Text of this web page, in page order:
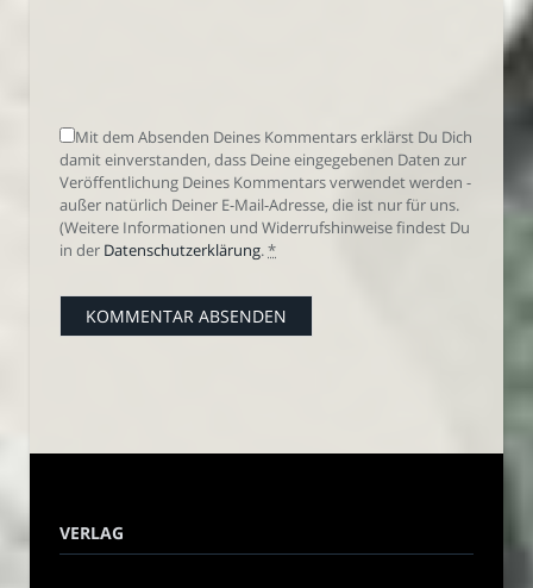
Mit dem Absenden Deines Kommentars erklärst Du Dich
damit einverstanden, dass Deine eingegebenen Daten zur
Veröffentlichung Deines Kommentars verwendet werden -
außer natürlich Deiner E-Mail-Adresse, die ist nur für uns.
(Weitere Informationen und Widerrufshinweise findest Du
in der Datenschutzerklärung.*
VERLAG